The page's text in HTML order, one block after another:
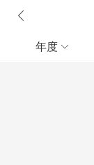
年度 